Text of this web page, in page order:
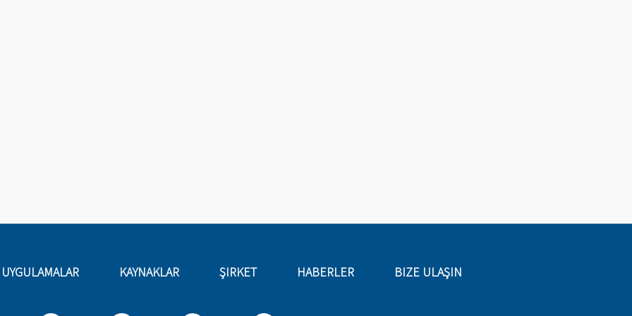
UYGULAMALAR KAYNAKLAR ŞIRKET HABERLER BIZE ULAŞIN